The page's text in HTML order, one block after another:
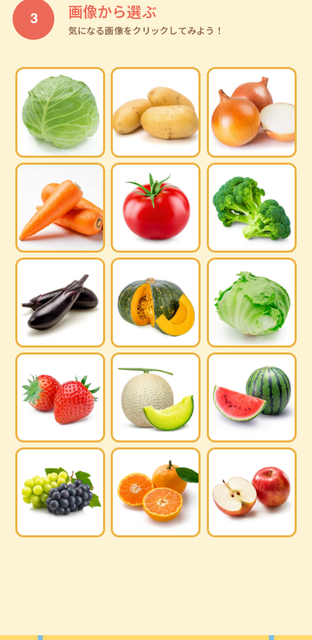
画像から選ぶ
気になる画像をクリックしてみよう！